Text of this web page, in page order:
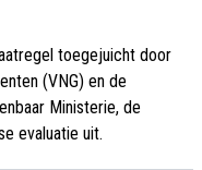
toegejuicht door
(VNG) en de
Ministerie, de
evaluatie uit.